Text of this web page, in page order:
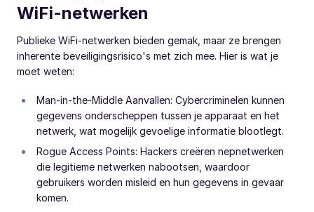
WiFi-netwerken
Publieke WiFi-netwerken bieden gemak, maar ze brengen
inherente beveiligingsrisico's met zich mee. Hier is wat je
moet weten:
Man-in-the-Middle Aanvallen: Cybercriminelen kunnen
gegevens onderscheppen tussen je apparaat en het
netwerk, wat mogelijk gevoelige informatie blootlegt.
Rogue Access Points: Hackers creëren nepnetwerken
die legitieme netwerken nabootsen, waardoor
gebruikers worden misleid en hun gegevens in gevaar
komen.